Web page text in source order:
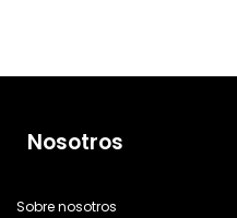
Nosotros
Sobre nosotros